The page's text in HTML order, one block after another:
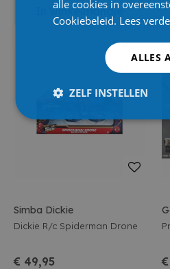
In winkelmandje
Simba Dickie
Dickie R/c Spiderman Drone
€ 49,95
alle cookies in
Cookiebeleid. Lees
ALLES
ZELF INSTELLEN